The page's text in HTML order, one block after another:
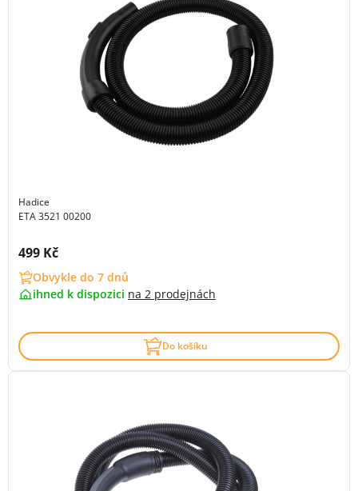
Hadice
ETA 3521 00200
Cena s DPH:
499 Kč
Obvykle do 7 dnů
ihned k dispozici na 2 prodejnách
Do košíku